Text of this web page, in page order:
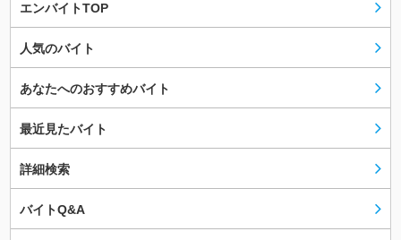
エンバイトTOP
人気のバイト
あなたへのおすすめバイト
最近見たバイト
詳細検索
バイトQ&A